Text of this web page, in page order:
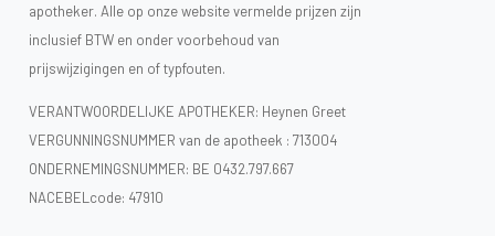
apotheker. Alle op onze website vermelde prijzen zijn
inclusief BTW en onder voorbehoud van
prijswijzigingen en of typfouten.
VERANTWOORDELIJKE APOTHEKER: Heynen Greet
VERGUNNINGSNUMMER van de apotheek : 713004
ONDERNEMINGSNUMMER: BE 0432.797.667
NACEBELcode: 47910